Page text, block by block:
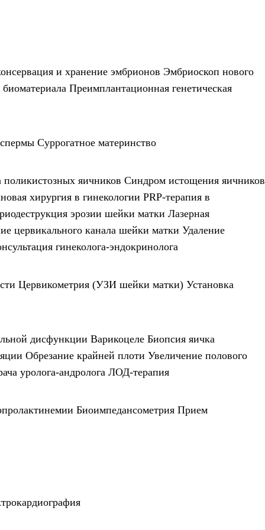
и хранение эмбрионов Эмбриоскоп нового
Преимплантационная генетическая
Суррогатное материнство
яичников Синдром истощения яичников
хирургия в гинекологии PRP-терапия в
эрозии шейки матки Лазерная
цервикального канала шейки матки Удаление
гинеколога-эндокринолога
Цервикометрия (УЗИ шейки матки) Установка
дисфункции Варикоцеле Биопсия яичка
Обрезание крайней плоти Увеличение полового
уролога-андролога ЛОД-терапия
Биоимпедансометрия Прием